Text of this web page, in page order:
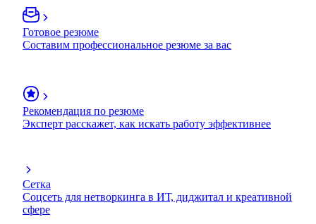
Готовое резюме
Составим профессиональное резюме за вас
Рекомендация по резюме
Эксперт расскажет, как искать работу эффективнее
Сетка
Соцсеть для нетворкинга в ИТ, диджитал и креативной
сфере